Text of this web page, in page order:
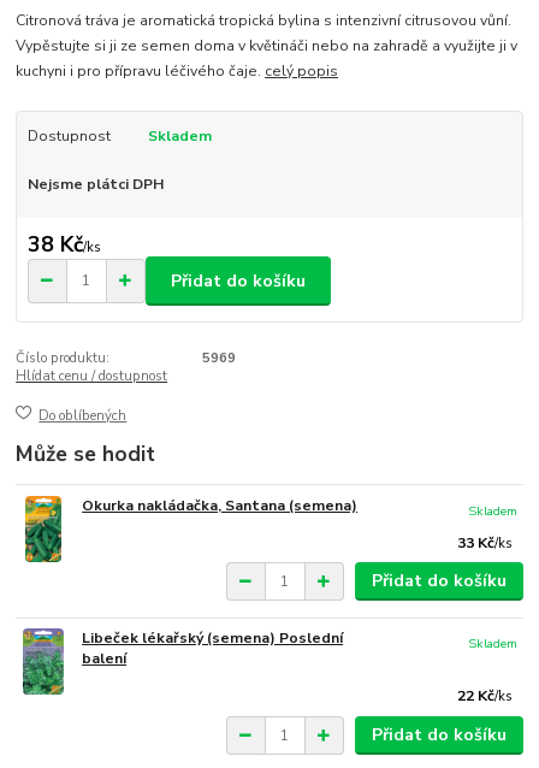
Citronová tráva je aromatická tropická bylina s intenzivní citrusovou vůní.
Vypěstujte si ji ze semen doma v květináči nebo na zahradě a využijte ji v
kuchyni i pro přípravu léčivého čaje. celý popis
Dostupnost Skladem
Nejsme plátci DPH
38 Kč/ks
Přidat do košíku
Číslo produktu:
5969
Hlídat cenu / dostupnost
Do oblíbených
Může se hodit
Okurka nakládačka, Santana (semena)
33 Kč/ks
Skladem
Přidat do košíku
Libeček lékařský (semena) Poslední
balení
22 Kč/ks
Skladem
Přidat do košíku